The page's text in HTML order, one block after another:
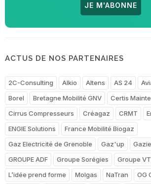
JE M'ABONNE
ACTUS DE NOS PARTENAIRES
2C-Consulting Alkio Altens AS 24
Borel
Bretagne Mobilité GNV
Certis
Cirrus Compresseurs
Créagaz CRMT
ENGIE Solutions
France Mobilité Biogaz
Gaz Electricité de Grenoble
Gaz'up Gazie
GROUPE ADF
Groupe Sorégies Groupe
L’idée prend forme
Molgas NaTran
OG